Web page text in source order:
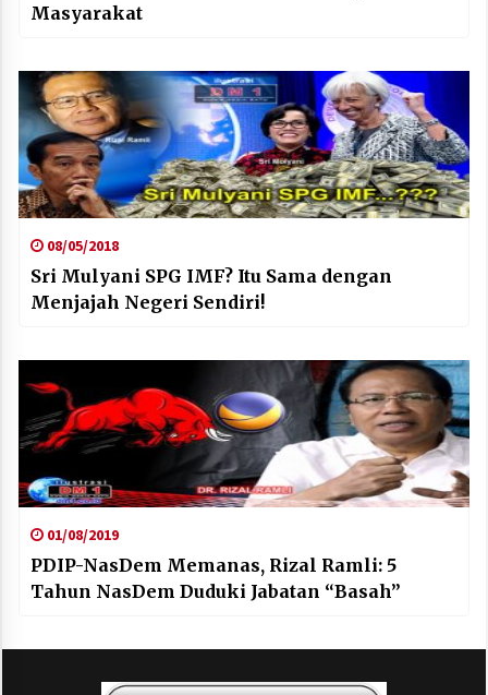
Masyarakat
08/05/2018
Sri Mulyani SPG IMF? Itu Sama dengan
Menjajah Negeri Sendiri!
01/08/2019
PDIP-NasDem Memanas, Rizal Ramli: 5
Tahun NasDem Duduki Jabatan “Basah”